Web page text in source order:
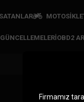
OBD2
Firmamız